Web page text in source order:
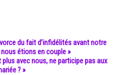
du fait d’infidélités avant notre
étions en couple »
plus avec nous, ne participe pas aux
? »